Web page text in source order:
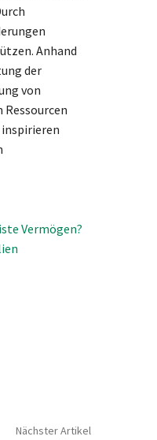
Anhand
der
von
Vermögen?
Nächster Artikel